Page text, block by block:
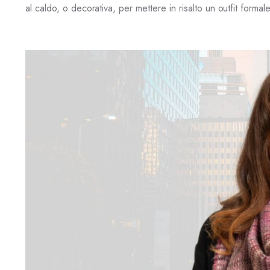
al caldo, o decorativa, per mettere in risalto un outfit